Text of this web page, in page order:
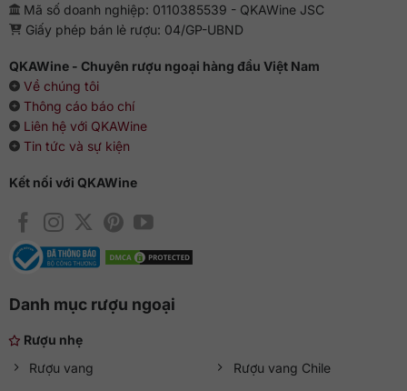
Mã số doanh nghiệp: 0110385539 - QKAWine JSC
Giấy phép bán lẻ rượu: 04/GP-UBND
QKAWine - Chuyên rượu ngoại hàng đầu Việt Nam
Về chúng tôi
Thông cáo báo chí
Liên hệ với QKAWine
Tin tức và sự kiện
Kết nối với QKAWine
Danh mục rượu ngoại
Rượu nhẹ
Rượu vang
Rượu vang Chile